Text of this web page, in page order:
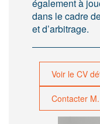
également à
dans le cadre
et d’arbitrage.
Voir le CV
Contacter